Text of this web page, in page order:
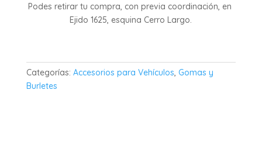
Podes retirar tu compra, con previa coordinación, en
Ejido 1625, esquina Cerro Largo.
Categorías: Accesorios para Vehículos, Gomas y
Burletes